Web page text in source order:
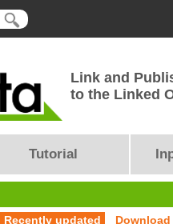
Link and
to the Linked
Tutorial
Recently updated